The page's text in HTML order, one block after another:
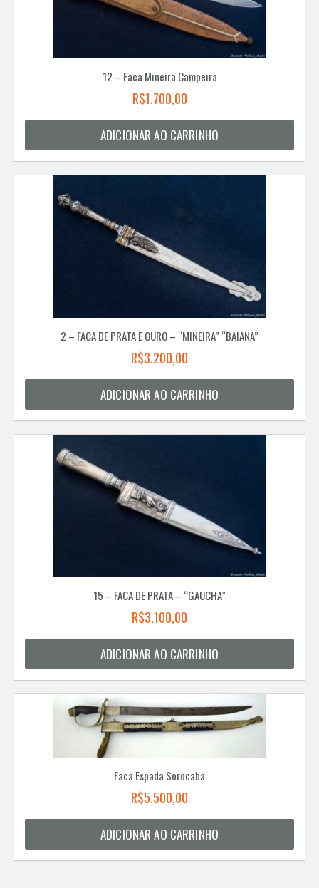
12 – Faca Mineira Campeira
R$1.700,00
ADICIONAR AO CARRINHO
2 – FACA DE PRATA E OURO – “MINEIRA” “BAIANA”
R$3.200,00
ADICIONAR AO CARRINHO
15 – FACA DE PRATA – “GAUCHA”
R$3.100,00
ADICIONAR AO CARRINHO
Faca Espada Sorocaba
R$5.500,00
ADICIONAR AO CARRINHO